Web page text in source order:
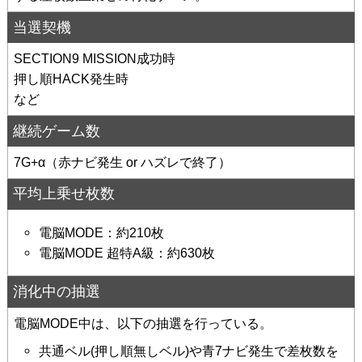
当選契機
SECTION9 MISSION成功時
押し順HACK発生時
など
継続ゲーム数
7G+α（赤ナビ発生 or ハズレで終了）
平均上乗せ枚数
電脳MODE：約210枚
電脳MODE 超特A級：約630枚
消化中の抽選
電脳MODE中は、以下の抽選を行っている。
共通ベル(押し順無しベル)や青7ナビ発生で差枚数を